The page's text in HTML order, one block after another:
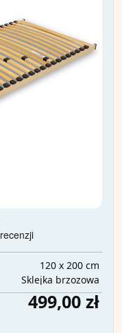
120 x 200 cm
Sklejka brzozowa
499,00 zł